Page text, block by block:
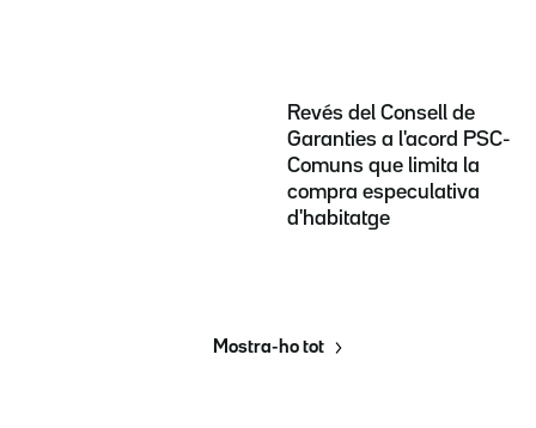
Revés del Consell de
Garanties a l'acord PSC-
Comuns que limita la
compra especulativa
d'habitatge
Mostra-ho tot